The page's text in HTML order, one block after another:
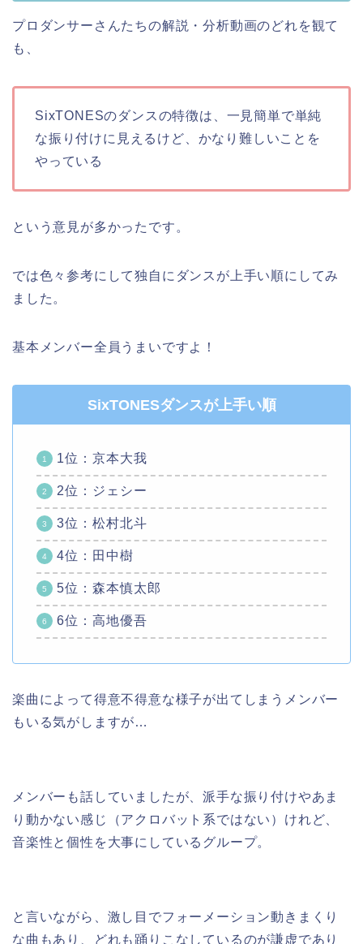
プロダンサーさんたちの解説・分析動画のどれを観て
も、
SixTONESのダンスの特徴は、一見簡単で単純
な振り付けに見えるけど、かなり難しいことを
やっている
という意見が多かったです。
では色々参考にして独自にダンスが上手い順にしてみ
ました。
基本メンバー全員うまいですよ！
SixTONESダンスが上手い順
1位：京本大我
2位：ジェシー
3位：松村北斗
4位：田中樹
5位：森本慎太郎
6位：高地優吾
楽曲によって得意不得意な様子が出てしまうメンバー
もいる気がしますが…
メンバーも話していましたが、派手な振り付けやあま
り動かない感じ（アクロバット系ではない）けれど、
音楽性と個性を大事にしているグループ。
と言いながら、激し目でフォーメーション動きまくり
な曲もあり、どれも踊りこなしているのが謙虚であり